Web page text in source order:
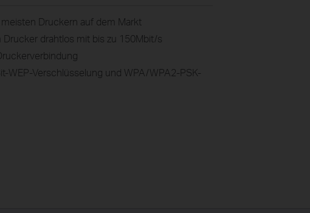
Druckern auf dem Markt
Drucker drahtlos mit bis zu 150Mbit/s
WEP-Verschlüsselung und WPA/WPA2-PSK-